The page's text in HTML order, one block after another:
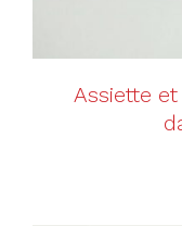
Assiette